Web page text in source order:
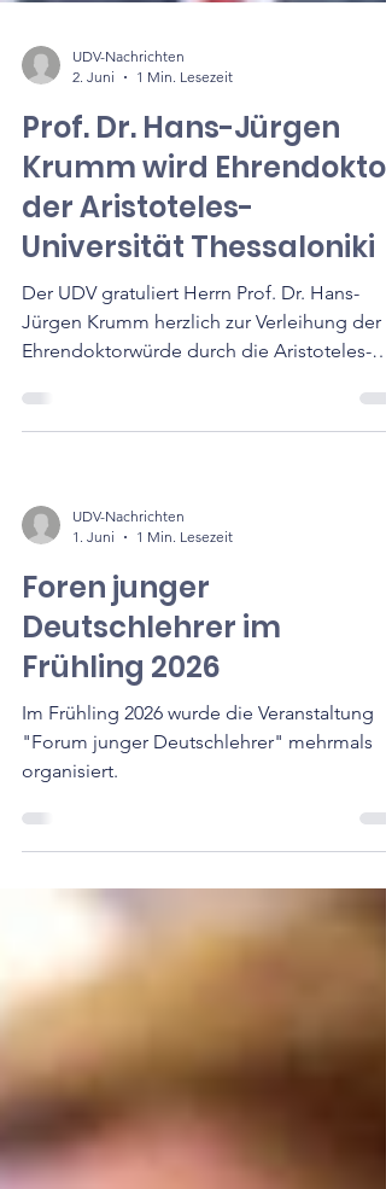
UDV-Nachrichten
2. Juni
1 Min. Lesezeit
Prof. Dr. Hans-Jürgen
Krumm wird Ehrendoktor
der Aristoteles-
Universität Thessaloniki
Der UDV gratuliert Herrn Prof. Dr. Hans-
Ehrendoktorwürde durch die Aristoteles-
Universität Thessaloniki.
UDV-Nachrichten
1. Juni
1 Min. Lesezeit
Foren junger
Deutschlehrer im
Frühling 2026
Im Frühling 2026 wurde die Veranstaltung
organisiert.